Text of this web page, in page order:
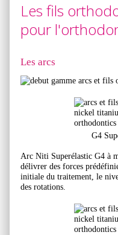
Les fils
pour
Les arcs
G4
Arc Niti Superélastic G4 à
délivrer des forces
initiale du traitement, le
des rotations.